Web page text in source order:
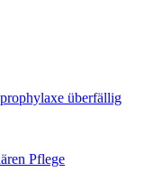
überfällig
Pflege